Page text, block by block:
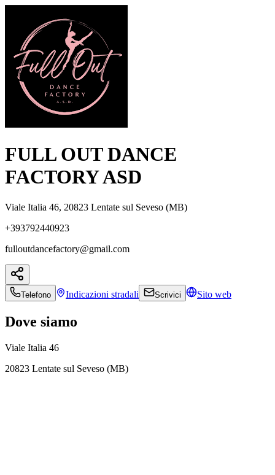
FULL OUT DANCE
FACTORY ASD
Viale Italia 46, 20823 Lentate sul Seveso (MB)
+393792440923
fulloutdancefactory@gmail.com
Telefono Indicazioni stradali Scrivici Sito web
Dove siamo
Viale Italia 46
20823 Lentate sul Seveso (MB)